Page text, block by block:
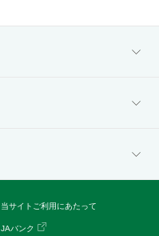
当サイトご利用にあたって
JAバンク